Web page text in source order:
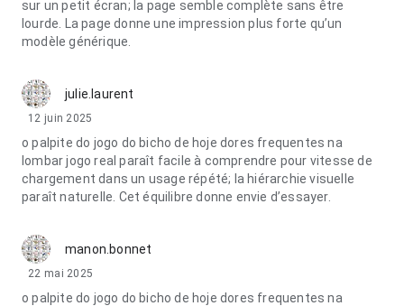
sur un petit écran; la page semble complète sans être
lourde. La page donne une impression plus forte qu’un
modèle générique.
julie.laurent
12 juin 2025
o palpite do jogo do bicho de hoje dores frequentes na
lombar jogo real paraît facile à comprendre pour vitesse de
chargement dans un usage répété; la hiérarchie visuelle
paraît naturelle. Cet équilibre donne envie d’essayer.
manon.bonnet
22 mai 2025
o palpite do jogo do bicho de hoje dores frequentes na